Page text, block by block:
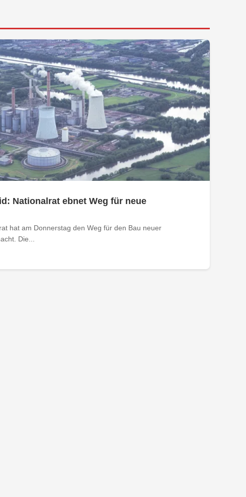
Nationalrat ebnet Weg für neue
hat am Donnerstag den Weg für den Bau neuer
Die...